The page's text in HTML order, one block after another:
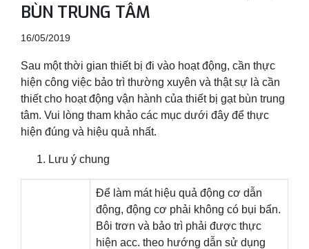
BÙN TRUNG TÂM
16/05/2019
Sau một thời gian thiết bị đi vào hoạt động, cần thực
hiện công việc bảo trì thường xuyên và thật sự là cần
thiết cho hoạt động vận hành của thiết bị gạt bùn trung
tâm. Vui lòng tham khảo các mục dưới đây để thực
hiện đúng và hiệu quả nhất.
Lưu ý chung
Để làm mát hiệu quả động cơ dẫn
động, động cơ phải không có bụi bẩn.
Bôi trơn và bảo trì phải được thực
hiện acc. theo hướng dẫn sử dụng